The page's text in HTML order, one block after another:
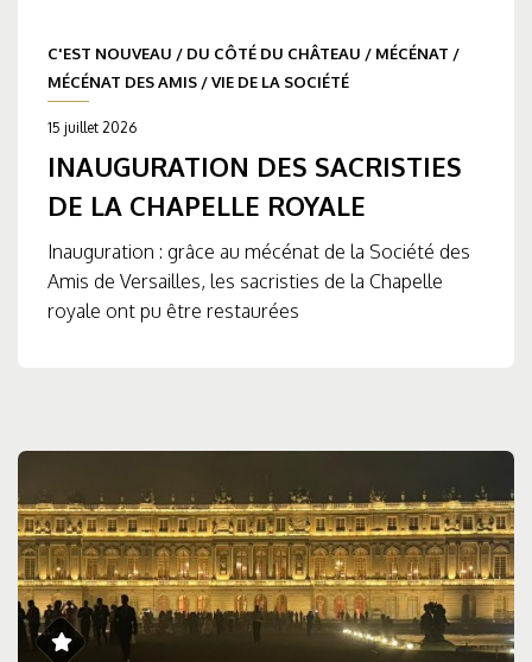
C'EST NOUVEAU / DU CÔTÉ DU CHÂTEAU / MÉCÉNAT /
MÉCÉNAT DES AMIS /VIE DE LA SOCIÉTÉ
15 juillet 2026
INAUGURATION DES SACRISTIES
DE LA CHAPELLE ROYALE
Inauguration : grâce au mécénat de la Société des
Amis de Versailles, les sacristies de la Chapelle
royale ont pu être restaurées